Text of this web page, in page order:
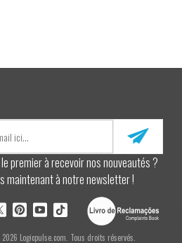
premier à recevoir nos nouveautés ?
maintenant à notre newsletter !
Logicpulse.com. Tous droits réservés.